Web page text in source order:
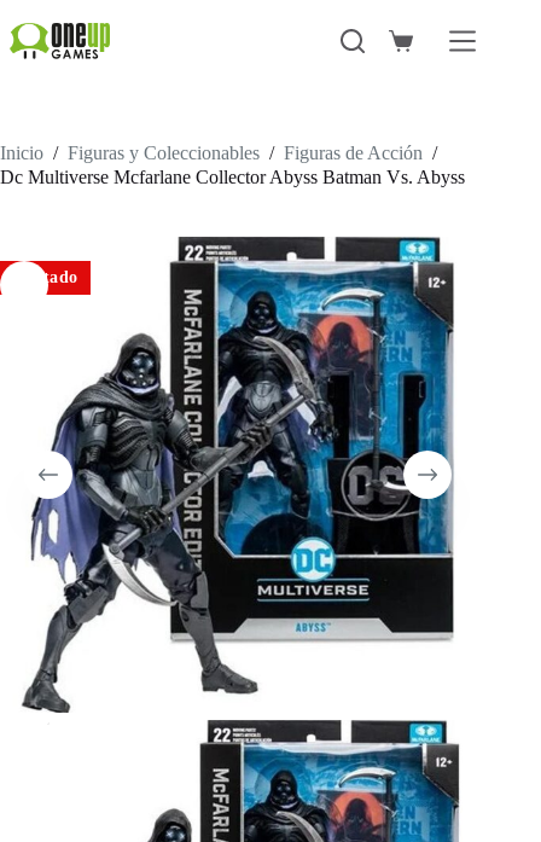
al
contenido
Carro
Inicio / Figuras y Coleccionables / Figuras de Acción /
Dc Multiverse Mcfarlane Collector Abyss Batman Vs. Abyss
Agotado